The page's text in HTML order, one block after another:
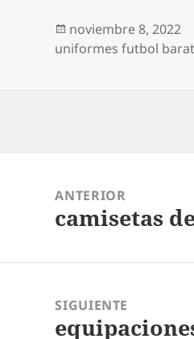
Publicado
el
noviembre 8, 2022
uniformes futbol
entradas
ANTERIOR
Entrada
camisetas
SIGUIENTE
Entrada